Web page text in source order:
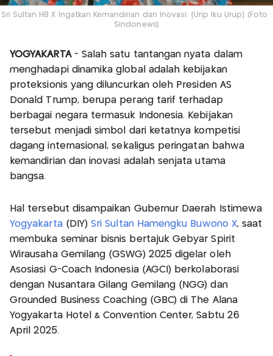
Sri Sultan HB X Ingatkan Kemandirian dan Inovasi: {Urip Iku Urup} (Foto :
Sindonews)
YOGYAKARTA - Salah satu tantangan nyata dalam
menghadapi dinamika global adalah kebijakan
proteksionis yang diluncurkan oleh Presiden AS
Donald Trump, berupa perang tarif terhadap
berbagai negara termasuk Indonesia. Kebijakan
tersebut menjadi simbol dari ketatnya kompetisi
dagang internasional, sekaligus peringatan bahwa
kemandirian dan inovasi adalah senjata utama
bangsa.
Hal tersebut disampaikan Gubernur Daerah Istimewa
Yogyakarta (DIY)Sri Sultan Hamengku Buwono X, saat
membuka seminar bisnis bertajuk Gebyar Spirit
Wirausaha Gemilang (GSWG) 2025 digelar oleh
Asosiasi G-Coach Indonesia (AGCI) berkolaborasi
dengan Nusantara Gilang Gemilang (NGG) dan
Grounded Business Coaching (GBC) di The Alana
Yogyakarta Hotel & Convention Center, Sabtu 26
April 2025.